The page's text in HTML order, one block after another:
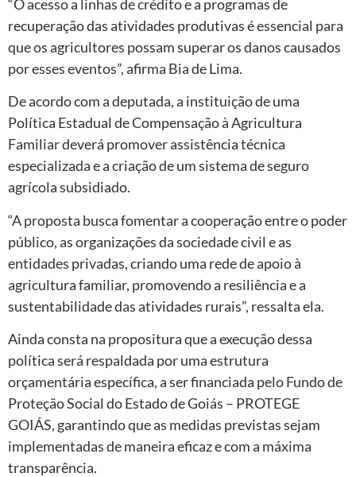
“O acesso a linhas de crédito e a programas de
recuperação das atividades produtivas é essencial para
que os agricultores possam superar os danos causados
por esses eventos”, afirma Bia de Lima.
De acordo com a deputada, a instituição de uma
Política Estadual de Compensação à Agricultura
Familiar deverá promover assistência técnica
especializada e a criação de um sistema de seguro
agrícola subsidiado.
“A proposta busca fomentar a cooperação entre o poder
público, as organizações da sociedade civil e as
entidades privadas, criando uma rede de apoio à
agricultura familiar, promovendo a resiliência e a
sustentabilidade das atividades rurais”, ressalta ela.
Ainda consta na propositura que a execução dessa
política será respaldada por uma estrutura
orçamentária específica, a ser financiada pelo Fundo de
Proteção Social do Estado de Goiás – PROTEGE
GOIÁS, garantindo que as medidas previstas sejam
implementadas de maneira eficaz e com a máxima
transparência.